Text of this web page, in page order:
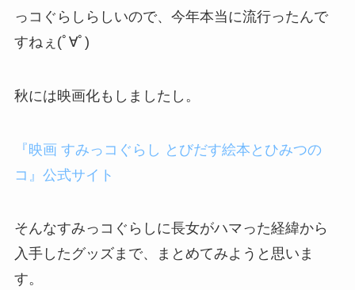
っコぐらしらしいので、今年本当に流行ったんで
すねぇ(ﾟ∀ﾟ)
秋には映画化もしましたし。
『映画 すみっコぐらし とびだす絵本とひみつの
コ』公式サイト
そんなすみっコぐらしに長女がハマった経緯から
入手したグッズまで、まとめてみようと思いま
す。